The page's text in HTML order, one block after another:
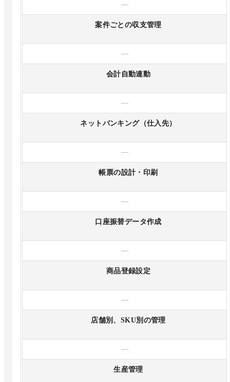
—
案件ごとの収支管理
—
会計自動連動
—
ネットバンキング（仕入先）
—
帳票の設計・印刷
—
口座振替データ作成
—
商品登録設定
—
店舗別、SKU別の管理
—
生産管理